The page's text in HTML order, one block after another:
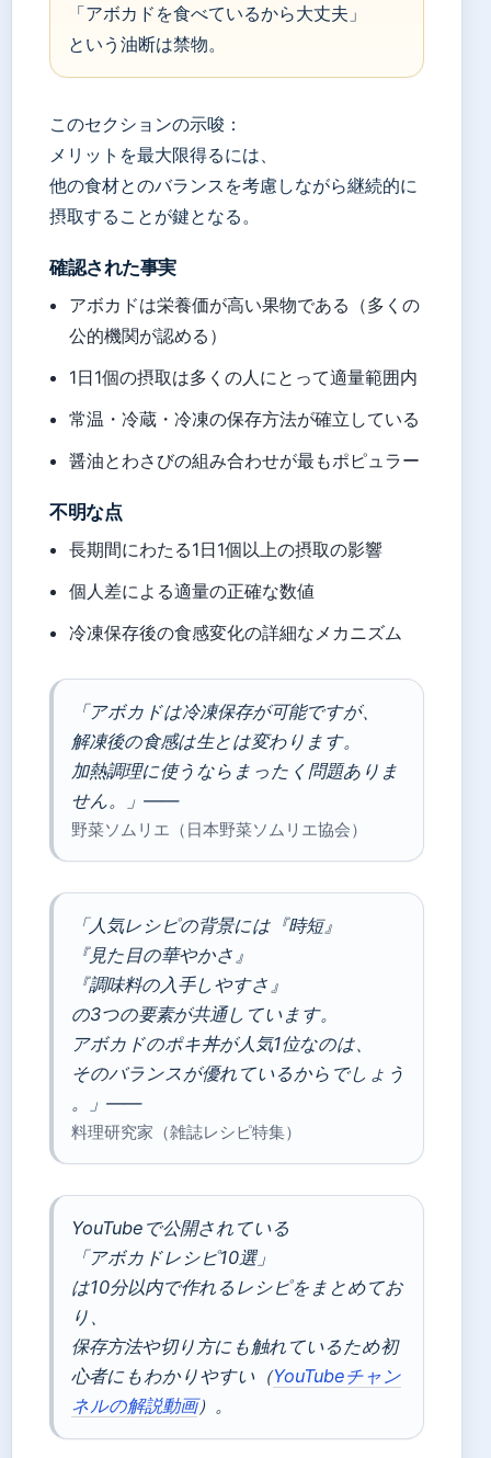
「アボカドを食べているから大丈夫」
という油断は禁物。
このセクションの示唆：
メリットを最大限得るには、
他の食材とのバランスを考慮しながら継続的に
摂取することが鍵となる。
確認された事実
アボカドは栄養価が高い果物である（多くの
公的機関が認める）
1日1個の摂取は多くの人にとって適量範囲内
常温・冷蔵・冷凍の保存方法が確立している
醤油とわさびの組み合わせが最もポピュラー
不明な点
長期間にわたる1日1個以上の摂取の影響
個人差による適量の正確な数値
冷凍保存後の食感変化の詳細なメカニズム
「アボカドは冷凍保存が可能ですが、
解凍後の食感は生とは変わります。
加熱調理に使うならまったく問題ありま
せん。」——
野菜ソムリエ（日本野菜ソムリエ協会）
「人気レシピの背景には『時短』
『見た目の華やかさ』
『調味料の入手しやすさ』
の3つの要素が共通しています。
アボカドのポキ丼が人気1位なのは、
そのバランスが優れているからでしょう
。」——
料理研究家（雑誌レシピ特集）
YouTubeで公開されている
「アボカドレシピ10選」
は10分以内で作れるレシピをまとめてお
り、
保存方法や切り方にも触れているため初
心者にもわかりやすい（YouTubeチャン
ネルの解説動画）。